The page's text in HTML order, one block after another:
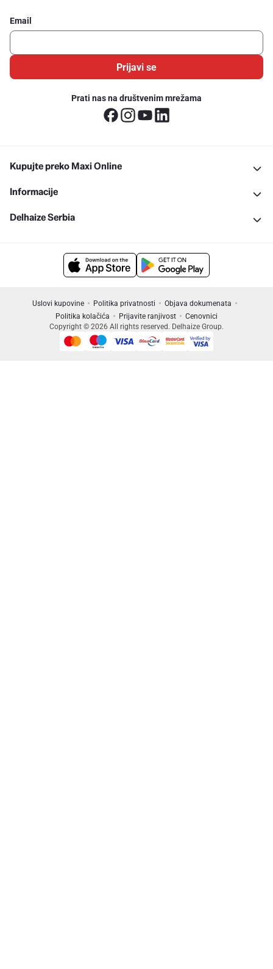
Email
Prijavi se
Prati nas na društvenim mrežama
Kupujte preko Maxi Online
Informacije
Delhaize Serbia
Uslovi kupovine Politika privatnosti
Objava dokumenata
Politika kolačića
Prijavite ranjivost
Cenovnici
Copyright © 2026 All rights reserved. Delhaize Group.